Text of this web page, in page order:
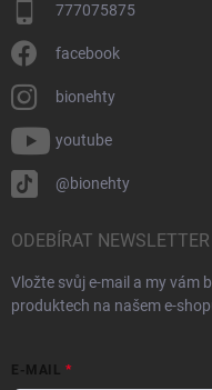
777075875
facebook
bionehty
youtube
@bionehty
ODEBÍRAT NEWSLETTER
Vložte svůj e-mail a my vám
produktech na našem e-
E-MAIL